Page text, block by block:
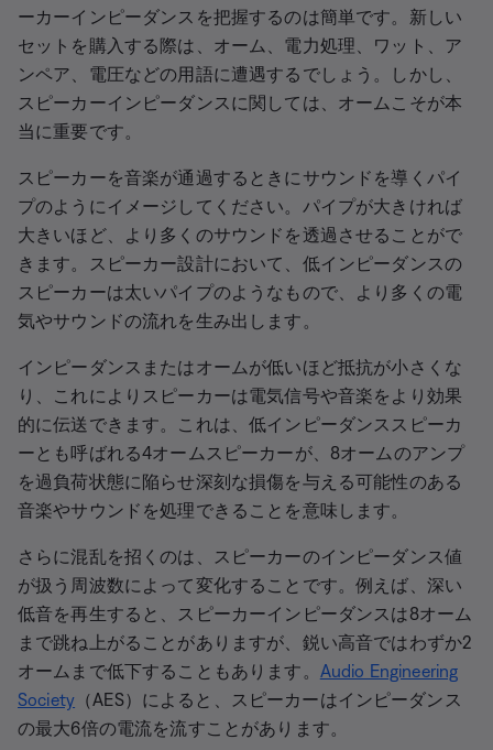
ーカーインピーダンスを把握するのは簡単です。新しい
セットを購入する際は、オーム、電力処理、ワット、ア
ンペア、電圧などの用語に遭遇するでしょう。しかし、
スピーカーインピーダンスに関しては、オームこそが本
当に重要です。
スピーカーを音楽が通過するときにサウンドを導くパイ
プのようにイメージしてください。パイプが大きければ
大きいほど、より多くのサウンドを透過させることがで
きます。スピーカー設計において、低インピーダンスの
スピーカーは太いパイプのようなもので、より多くの電
気やサウンドの流れを生み出します。
インピーダンスまたはオームが低いほど抵抗が小さくな
り、これによりスピーカーは電気信号や音楽をより効果
的に伝送できます。これは、低インピーダンススピーカ
ーとも呼ばれる4オームスピーカーが、8オームのアンプ
を過負荷状態に陥らせ深刻な損傷を与える可能性のある
音楽やサウンドを処理できることを意味します。
さらに混乱を招くのは、スピーカーのインピーダンス値
が扱う周波数によって変化することです。例えば、深い
低音を再生すると、スピーカーインピーダンスは8オーム
まで跳ね上がることがありますが、鋭い高音ではわずか2
オームまで低下することもあります。 Audio Engineering
Society （AES）によると、スピーカーはインピーダンス
の最大6倍の電流を流すことがあります。